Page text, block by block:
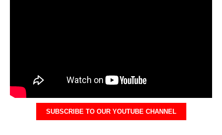
SUBSCRIBE TO OUR YOUTUBE CHANNEL